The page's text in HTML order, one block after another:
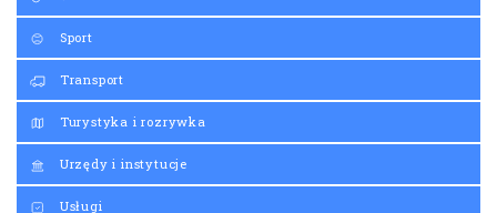
Sport
Transport
Turystyka i rozrywka
Urzędy i instytucje
Usługi